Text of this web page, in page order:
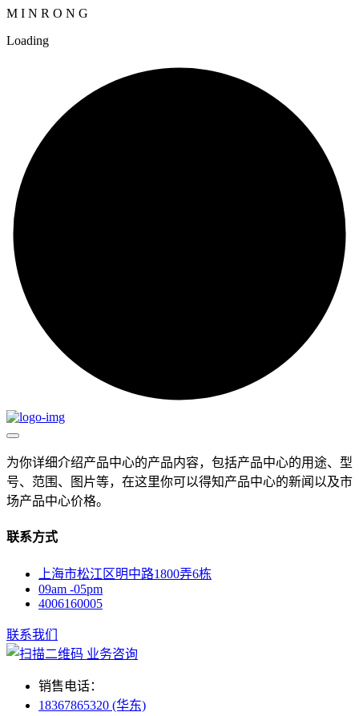
M I N R O N G
Loading
为你详细介绍产品中心的产品内容，包括产品中心的用途、型
号、范围、图片等，在这里你可以得知产品中心的新闻以及市
场产品中心价格。
联系方式
上海市松江区明中路1800弄6栋
09am -05pm
4006160005
联系我们
业务咨询
销售电话：
18367865320 (华东)